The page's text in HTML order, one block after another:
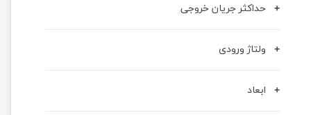
حداکثر جریان خروجی
ولتاژ ورودی
ابعاد